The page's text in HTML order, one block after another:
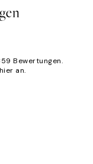
Bewertungen.
an.